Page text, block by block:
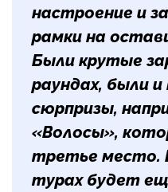
настроение и
рамки на
Были крутые
раундах, были
сюрпризы,
«Волосы»,
третье место.
турах будет